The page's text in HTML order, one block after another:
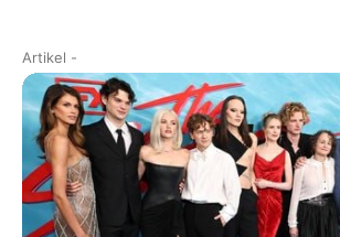
Artikel -